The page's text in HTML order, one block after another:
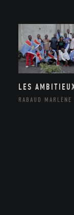
LES
RABAUD MARLÈNE